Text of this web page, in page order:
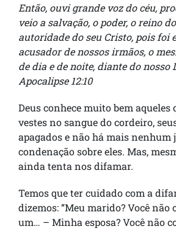
Então, ouvi grande voz do céu,
veio a salvação, o poder, o reino
autoridade do seu Cristo, pois foi
acusador de nossos irmãos, o
de dia e de noite, diante do nosso
Apocalipse 12:10
Deus conhece muito bem aqueles
vestes no sangue do cordeiro,
apagados e não há mais nenhum
condenação sobre eles. Mas,
ainda tenta nos difamar.
Temos que ter cuidado com a
dizemos: “Meu marido? Você não
um… – Minha esposa? Você não